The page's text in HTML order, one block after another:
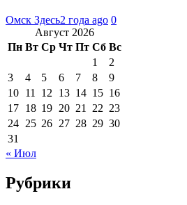
Омск Здесь2 года ago 0
Август 2026
Пн Вт Ср Чт Пт Сб Вс
1
2
3
4 5 6 7 8
9
10 11 12 13 14 15 16
17 18 19 20 21 22 23
24 25 26 27 28 29 30
31
« Июл
Рубрики